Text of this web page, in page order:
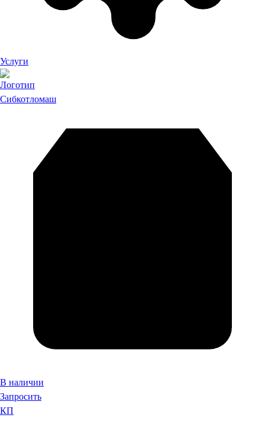
Услуги
В наличии
Запросить
КП